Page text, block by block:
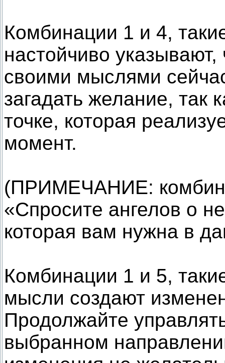
Комбинации 1 и 4,
настойчиво
своими мыслями
загадать желание, так
точке, которая
момент.
(ПРИМЕЧАНИЕ:
«Спросите ангелов о
которая вам нужна в
Комбинации 1 и 5,
мысли создают
Продолжайте
выбранном